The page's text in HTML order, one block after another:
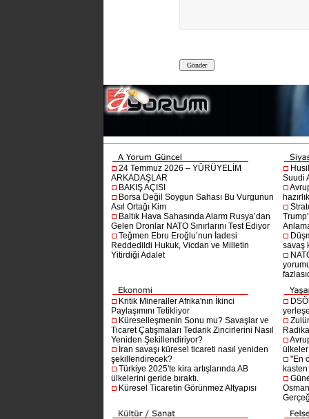
24 Temmuz 2026 – YÜRÜYELİM
ARKADAŞLAR
BAKIŞ AÇISI
Borsa Değil Soygun Sahası Bu Vurgunun
Asıl Ortağı Kim
Baltık Hava Sahasında Alarm Rusya’dan
Gelen Dronlar NATO Sınırlarını Test Ediyor
Teğmen Ebru Eroğlu’nun İadesi
Reddedildi Hukuk, Vicdan ve Milletin
Yitirdiği Adalet
Suudi
savaş
Kritik Mineraller Afrika'nın İkinci
Paylaşımını Tetikliyor
Küreselleşmenin Sonu mu? Savaşlar ve
Ticaret Çatışmaları Tedarik Zincirlerini Nasıl
Yeniden Şekillendiriyor?
İran savaşı küresel ticareti nasıl yeniden
şekillendirecek?
Türkiye 2025'te kira artışlarında AB
ülkelerini geride bıraktı.
Küresel Ticaretin Görünmez Altyapısı
"En